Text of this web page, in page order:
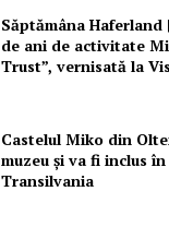
Săptămâna Haferland
de ani de activitate
Trust”, vernisată la
Castelul Miko din
muzeu şi va fi inclus
Transilvania